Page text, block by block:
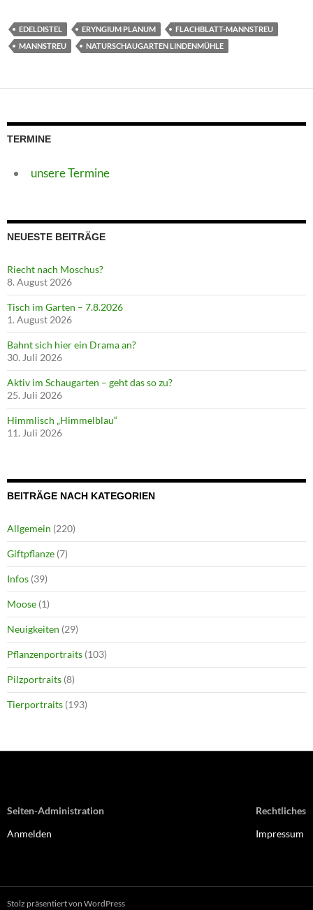
EDELDISTEL ERYNGIUM PLANUM
FLACHBLATT-MANNSTREU
MANNSTREU
NATURSCHAUGARTEN LINDENMÜHLE
TERMINE
unsere Termine
NEUESTE BEITRÄGE
Riecht nach Moschus?
8. August 2026
Tisch im Garten – 7.8.2026
1. August 2026
Bahnt sich hier ein Drama an?
30. Juli 2026
Aktiv im Schaugarten – geht das so zu?
25. Juli 2026
Himmlisch „Himmelblau“
11. Juli 2026
BEITRÄGE NACH KATEGORIEN
Allgemein (220)
Giftpflanze (7)
Infos (39)
Moose (1)
Neuigkeiten (29)
Pflanzenportraits (103)
Pilzportraits (8)
Tierportraits (193)
Seiten-Administration
Anmelden
Rechtliches
Impressum
Stolz präsentiert von WordPress